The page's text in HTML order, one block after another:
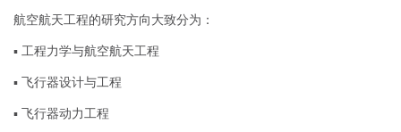
航空航天工程的研究方向大致分为：
▪ 工程力学与航空航天工程
▪ 飞行器设计与工程
▪ 飞行器动力工程